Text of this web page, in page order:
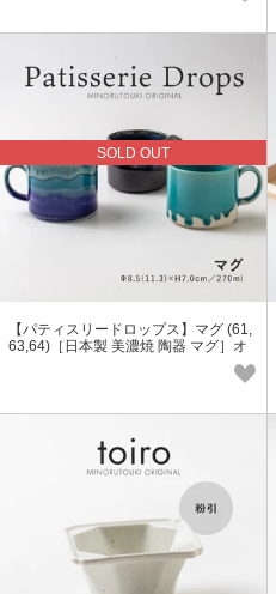
SOLD OUT
【パティスリードロップス】マグ (61,
63,64)［日本製 美濃焼 陶器 マグ］オ